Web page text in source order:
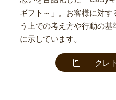
ギフト～」。お客様に対す
う上での考え方や行動の基
に示しています。
クレ